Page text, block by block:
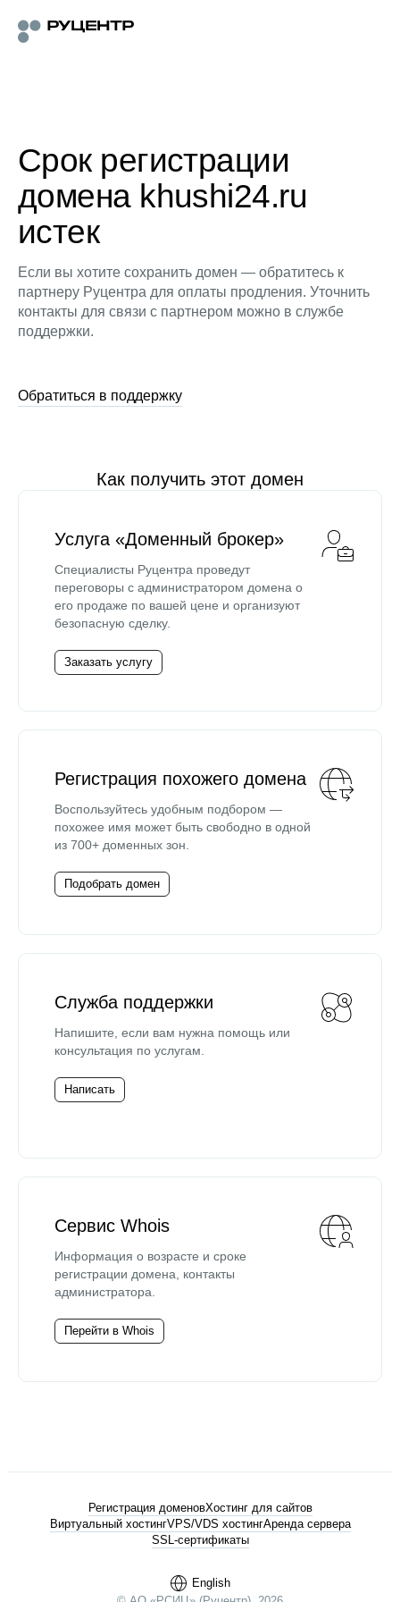
Срок регистрации
домена khushi24.ru
истек
Если вы хотите сохранить домен — обратитесь к
партнеру Руцентра для оплаты продления. Уточнить
контакты для связи с партнером можно в службе
поддержки.
Обратиться в поддержку
Как получить этот домен
Услуга «Доменный брокер»
Специалисты Руцентра проведут
переговоры с администратором домена о
его продаже по вашей цене и организуют
безопасную сделку.
Заказать услугу
Регистрация похожего домена
Воспользуйтесь удобным подбором —
похожее имя может быть свободно в одной
из 700+ доменных зон.
Подобрать домен
Служба поддержки
Напишите, если вам нужна помощь или
консультация по услугам.
Написать
Сервис Whois
Информация о возрасте и сроке
регистрации домена, контакты
администратора.
Перейти в Whois
English
Регистрация доменовХостинг для сайтов
Виртуальный хостингVPS/VDS хостингАренда сервера
SSL-сертификаты